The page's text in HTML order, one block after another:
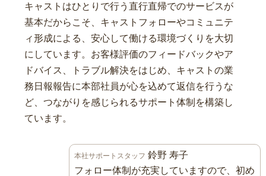
キャストはひとりで行う直行直帰でのサービスが
基本だからこそ、キャストフォローやコミュニテ
ィ形成による、安心して働ける環境づくりを大切
にしています。お客様評価のフィードバックやア
ドバイス、トラブル解決をはじめ、キャストの業
務日報報告に本部社員が心を込めて返信を行うな
ど、つながりを感じられるサポート体制を構築し
ています。
本社サポートスタッフ 鈴野 寿子
フォロー体制が充実していますので、初め